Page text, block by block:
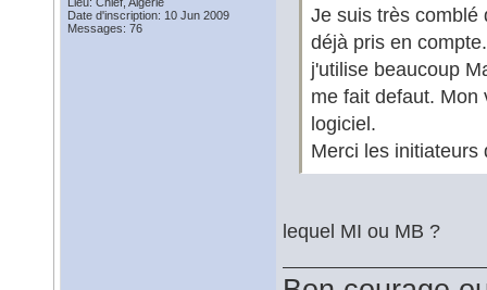
Date d'inscription: 10 Jun 2009
Messages: 76
Je suis très comblé
déjà pris en compte.
j'utilise beaucoup
me fait defaut. Mon
logiciel.
Merci les initiateurs
lequel MI ou MB ?